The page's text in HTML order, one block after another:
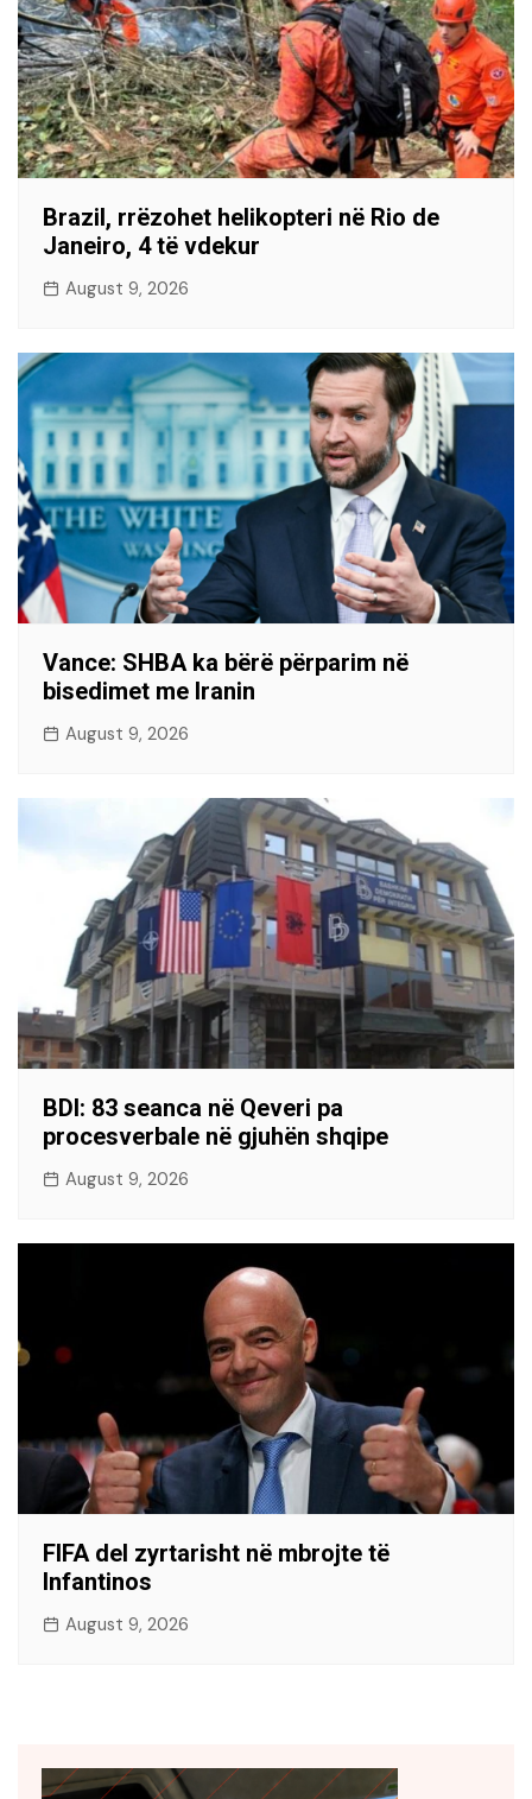
Brazil, rrëzohet helikopteri në Rio de
Janeiro, 4 të vdekur
August 9, 2026
Vance: SHBA ka bërë përparim në
bisedimet me Iranin
August 9, 2026
BDI: 83 seanca në Qeveri pa
procesverbale në gjuhën shqipe
August 9, 2026
FIFA del zyrtarisht në mbrojte të
Infantinos
August 9, 2026